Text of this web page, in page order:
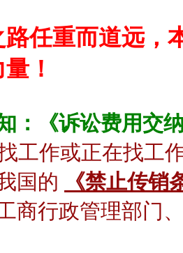
任重而道远，
！
：《诉讼费用交
工作或正在找工
国的
《禁止传销
商行政管理部门